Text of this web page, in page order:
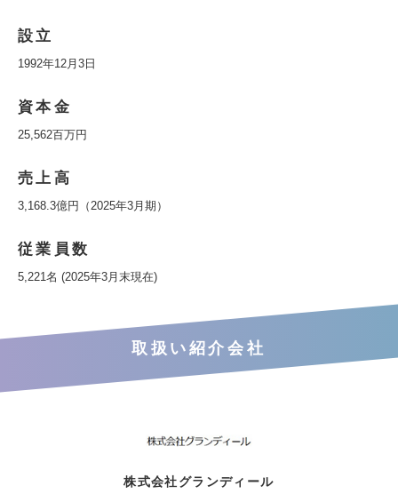
設立
1992年12月3日
資本金
25,562百万円
売上高
3,168.3億円（2025年3月期）
従業員数
5,221名 (2025年3月末現在)
取扱い紹介会社
株式会社グランディール